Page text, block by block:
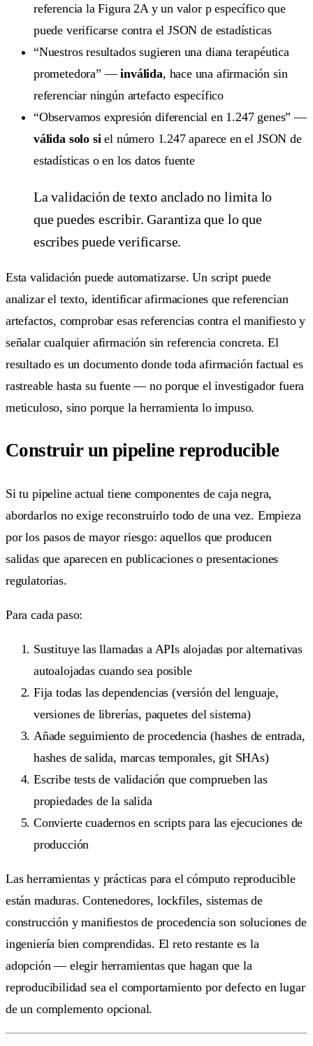
referencia la Figura 2A y un valor p específico que
puede verificarse contra el JSON de estadísticas
“Nuestros resultados sugieren una diana terapéutica
prometedora” —inválida, hace una afirmación sin
referenciar ningún artefacto específico
“Observamos expresión diferencial en 1.247 genes” —
válida solo siel número 1.247 aparece en el JSON de
estadísticas o en los datos fuente
La validación de texto anclado no limita lo
que puedes escribir. Garantiza que lo que
escribes puede verificarse.
Esta validación puede automatizarse. Un script puede
analizar el texto, identificar afirmaciones que referencian
artefactos, comprobar esas referencias contra el manifiesto y
señalar cualquier afirmación sin referencia concreta. El
resultado es un documento donde toda afirmación factual es
rastreable hasta su fuente — no porque el investigador fuera
meticuloso, sino porque la herramienta lo impuso.
Construir un pipeline reproducible
Si tu pipeline actual tiene componentes de caja negra,
abordarlos no exige reconstruirlo todo de una vez. Empieza
por los pasos de mayor riesgo: aquellos que producen
salidas que aparecen en publicaciones o presentaciones
regulatorias.
Para cada paso:
Sustituye las llamadas a APIs alojadas por alternativas
autoalojadas cuando sea posible
Fija todas las dependencias (versión del lenguaje,
versiones de librerías, paquetes del sistema)
Añade seguimiento de procedencia (hashes de entrada,
hashes de salida, marcas temporales, git SHAs)
Escribe tests de validación que comprueben las
propiedades de la salida
Convierte cuadernos en scripts para las ejecuciones de
producción
Las herramientas y prácticas para el cómputo reproducible
están maduras. Contenedores, lockfiles, sistemas de
construcción y manifiestos de procedencia son soluciones de
ingeniería bien comprendidas. El reto restante es la
adopción — elegir herramientas que hagan que la
reproducibilidad sea el comportamiento por defecto en lugar
de un complemento opcional.